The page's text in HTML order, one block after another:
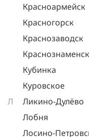
Красноармейск
Красногорск
Краснозаводск
Краснознаменск
Кубинка
Куровское
Л
Ликино-Дулёво
Лобня
Лосино-